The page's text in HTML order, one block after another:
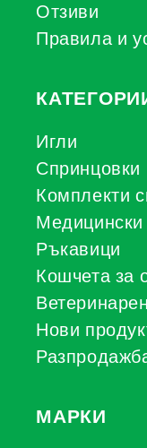
Отзиви
Правила и
Игли
Спринцовки
Комплекти
Медицински
Ръкавици
Кошчета за
Ветеринарен
Нови
МАРКИ